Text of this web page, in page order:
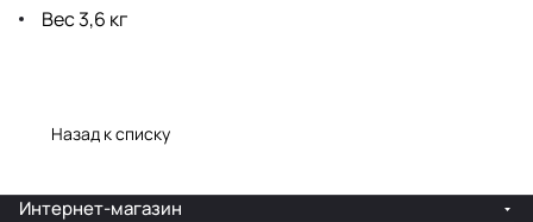
Вес 3,6 кг
Назад к списку
Интернет-магазин